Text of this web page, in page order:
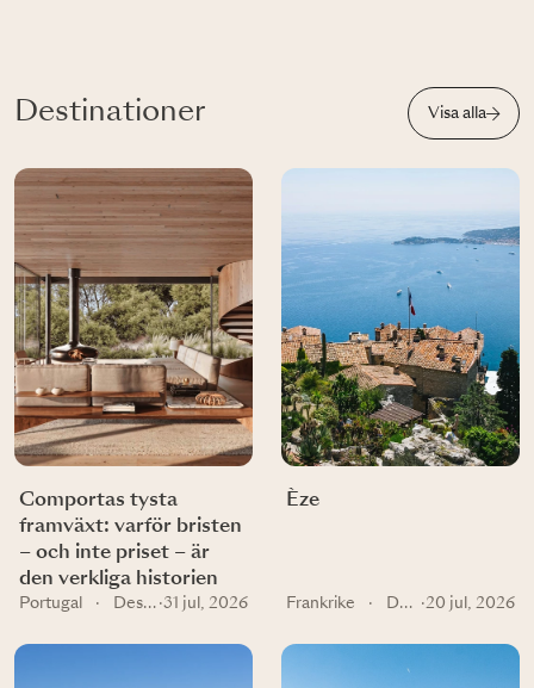
Destinationer Visa alla
Comportas tysta
framväxt: varför bristen
– och inte priset – är
den verkliga historien
Portugal · Destinations ·31 jul, 2026
Èze
Frankrike · Destinations ·20 jul, 2026